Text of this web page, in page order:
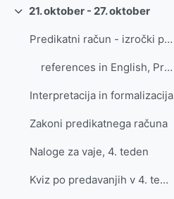
Skrči21. oktober - 27. oktober
Predikatni račun - izročki predavanj
references in English, Predicate logic
Interpretacija in formalizacija
Zakoni predikatnega računa
Naloge za vaje, 4. teden
Kviz po predavanjih v 4. tednu